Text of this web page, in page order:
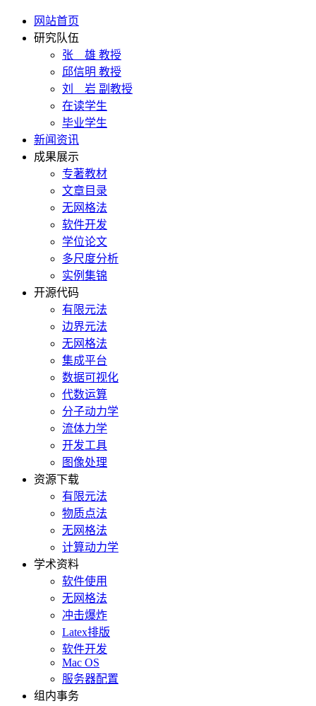
网站首页
研究队伍
张 雄 教授
邱信明 教授
刘 岩 副教授
在读学生
毕业学生
新闻资讯
成果展示
专著教材
文章目录
无网格法
软件开发
学位论文
多尺度分析
实例集锦
开源代码
有限元法
边界元法
无网格法
集成平台
数据可视化
代数运算
分子动力学
流体力学
开发工具
图像处理
资源下载
有限元法
物质点法
无网格法
计算动力学
学术资料
软件使用
无网格法
冲击爆炸
Latex排版
软件开发
Mac OS
服务器配置
组内事务